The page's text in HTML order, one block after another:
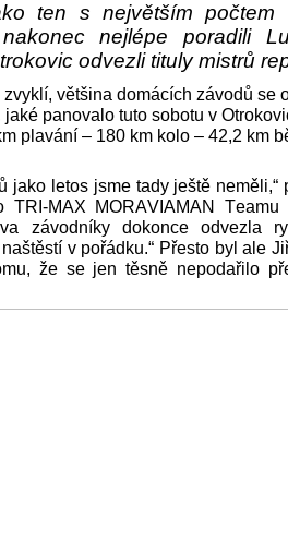
ten s největším počtem
nejlépe poradili
odvezli tituly mistrů
většina domácích závodů se
panovalo tuto sobotu v
plavání – 180 km kolo – 42,2 km
jako letos jsme tady ještě
TRI-MAX MORAVIAMAN
závodníky dokonce odvezla
v pořádku.“ Přesto byl ale
že se jen těsně nepodařilo